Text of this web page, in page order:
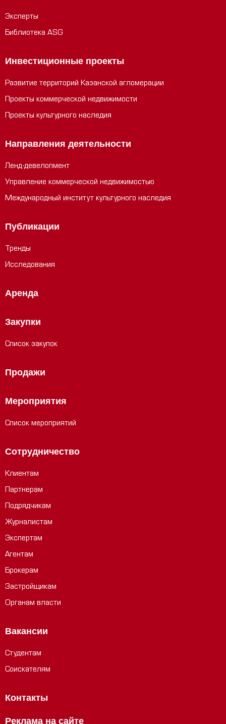
Эксперты
Библиотека ASG
Инвестиционные проекты
Развитие территорий Казанской агломерации
Проекты коммерческой недвижимости
Проекты культурного наследия
Направления деятельности
Ленд-девелопмент
Управление коммерческой недвижимостью
Международный институт культурного наследия
Публикации
Тренды
Исследования
Аренда
Закупки
Список закупок
Продажи
Мероприятия
Список мероприятий
Сотрудничество
Клиентам
Партнерам
Подрядчикам
Журналистам
Экспертам
Агентам
Брокерам
Застройщикам
Органам власти
Вакансии
Студентам
Соискателям
Контакты
Реклама на сайте